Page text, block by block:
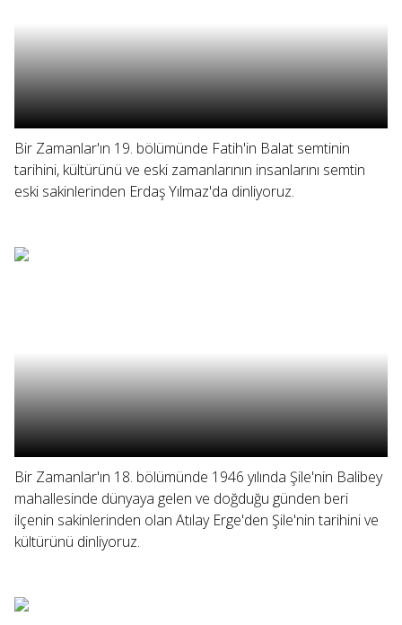
Bir Zamanlar'ın 19. bölümünde Fatih'in Balat semtinin
tarihini, kültürünü ve eski zamanlarının insanlarını semtin
eski sakinlerinden Erdaş Yılmaz'da dinliyoruz.
Bir Zamanlar'ın 18. bölümünde 1946 yılında Şile'nin Balibey
mahallesinde dünyaya gelen ve doğduğu günden beri
ilçenin sakinlerinden olan Atılay Erge'den Şile'nin tarihini ve
kültürünü dinliyoruz.